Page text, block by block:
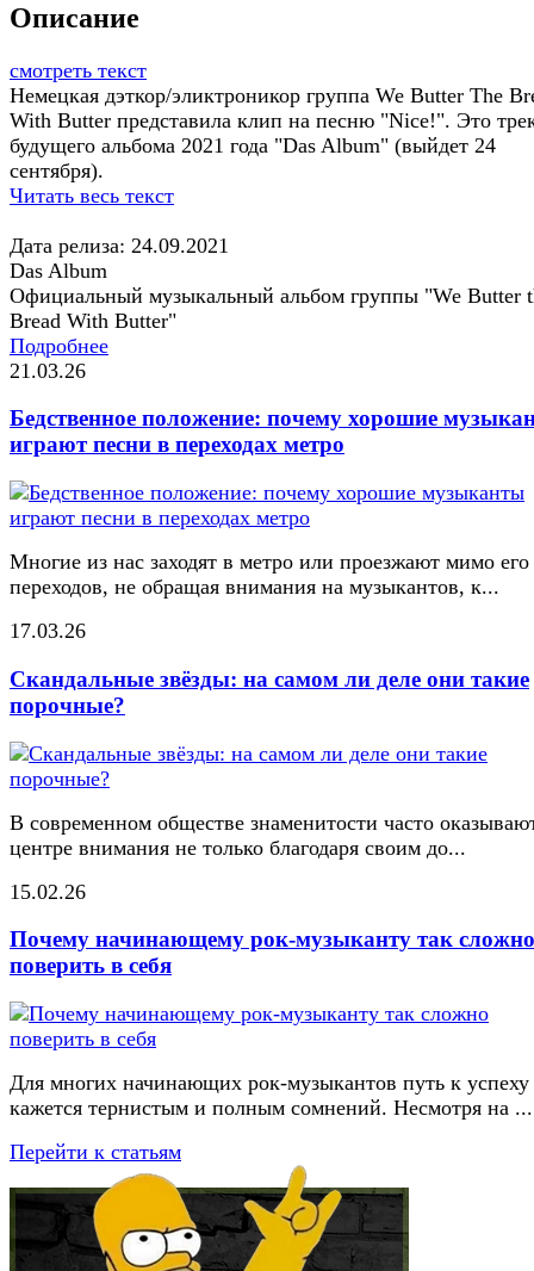
Описание
смотреть текст
Немецкая дэткор/эликтроникор группа We Butter The
With Butter представила клип на песню "Nice!". Это
будущего альбома 2021 года "Das Album" (выйдет 24
сентября).
Читать весь текст
Дата релиза: 24.09.2021
Das Album
Официальный музыкальный альбом группы "We Butter
Bread With Butter"
Подробнее
21.03.26
Бедственное положение: почему хорошие
играют песни в переходах метро
Многие из нас заходят в метро или проезжают мимо его
переходов, не обращая внимания на музыкантов, к...
17.03.26
Скандальные звёзды: на самом ли деле они такие
порочные?
В современном обществе знаменитости часто
центре внимания не только благодаря своим до...
15.02.26
Почему начинающему рок-музыканту так сложно
поверить в себя
Для многих начинающих рок-музыкантов путь к успеху
кажется тернистым и полным сомнений. Несмотря на ...
Перейти к статьям